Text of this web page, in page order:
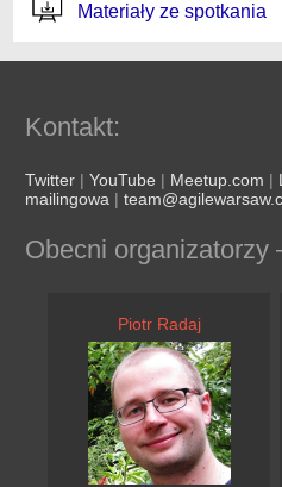
Materiały ze spotkania
Kontakt:
Twitter | YouTube | Meetup.com |
mailingowa |
Obecni organizatorzy
Piotr Radaj